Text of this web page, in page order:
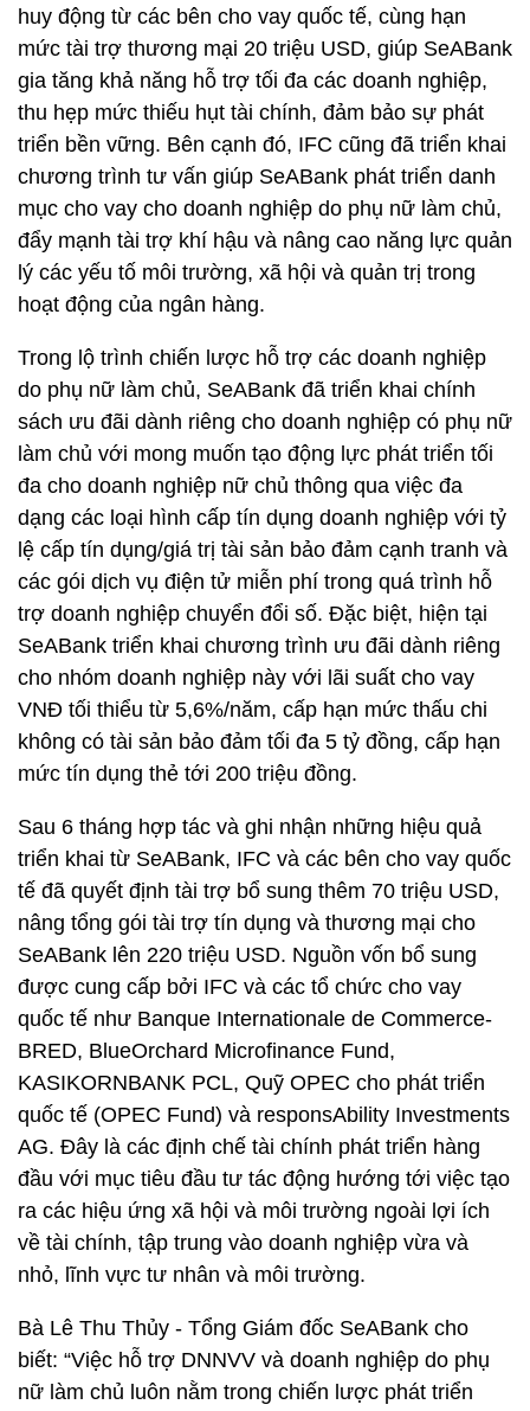
huy động từ các bên cho vay quốc tế, cùng hạn
mức tài trợ thương mại 20 triệu USD, giúp SeABank
gia tăng khả năng hỗ trợ tối đa các doanh nghiệp,
thu hẹp mức thiếu hụt tài chính, đảm bảo sự phát
triển bền vững. Bên cạnh đó, IFC cũng đã triển khai
chương trình tư vấn giúp SeABank phát triển danh
mục cho vay cho doanh nghiệp do phụ nữ làm chủ,
đẩy mạnh tài trợ khí hậu và nâng cao năng lực quản
lý các yếu tố môi trường, xã hội và quản trị trong
hoạt động của ngân hàng.
Trong lộ trình chiến lược hỗ trợ các doanh nghiệp
do phụ nữ làm chủ, SeABank đã triển khai chính
sách ưu đãi dành riêng cho doanh nghiệp có phụ nữ
làm chủ với mong muốn tạo động lực phát triển tối
đa cho doanh nghiệp nữ chủ thông qua việc đa
dạng các loại hình cấp tín dụng doanh nghiệp với tỷ
lệ cấp tín dụng/giá trị tài sản bảo đảm cạnh tranh và
các gói dịch vụ điện tử miễn phí trong quá trình hỗ
trợ doanh nghiệp chuyển đổi số. Đặc biệt, hiện tại
SeABank triển khai chương trình ưu đãi dành riêng
cho nhóm doanh nghiệp này với lãi suất cho vay
VNĐ tối thiểu từ 5,6%/năm, cấp hạn mức thấu chi
không có tài sản bảo đảm tối đa 5 tỷ đồng, cấp hạn
mức tín dụng thẻ tới 200 triệu đồng.
Sau 6 tháng hợp tác và ghi nhận những hiệu quả
triển khai từ SeABank, IFC và các bên cho vay quốc
tế đã quyết định tài trợ bổ sung thêm 70 triệu USD,
nâng tổng gói tài trợ tín dụng và thương mại cho
SeABank lên 220 triệu USD. Nguồn vốn bổ sung
được cung cấp bởi IFC và các tổ chức cho vay
quốc tế như Banque Internationale de Commerce-
BRED, BlueOrchard Microfinance Fund,
KASIKORNBANK PCL, Quỹ OPEC cho phát triển
quốc tế (OPEC Fund) và responsAbility Investments
AG. Đây là các định chế tài chính phát triển hàng
đầu với mục tiêu đầu tư tác động hướng tới việc tạo
ra các hiệu ứng xã hội và môi trường ngoài lợi ích
về tài chính, tập trung vào doanh nghiệp vừa và
nhỏ, lĩnh vực tư nhân và môi trường.
Bà Lê Thu Thủy - Tổng Giám đốc SeABank cho
biết: “Việc hỗ trợ DNNVV và doanh nghiệp do phụ
nữ làm chủ luôn nằm trong chiến lược phát triển